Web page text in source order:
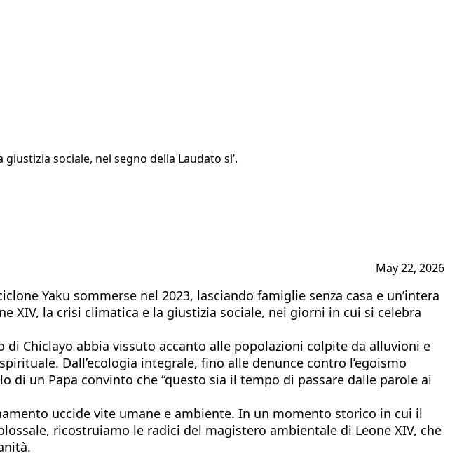
sociale, nel segno della Laudato si’.
May 22, 2026
Yaku sommerse nel 2023, lasciando famiglie senza casa e un’intera
XIV, la crisi climatica e la giustizia sociale, nei giorni in cui si celebra
Chiclayo abbia vissuto accanto alle popolazioni colpite da alluvioni e
Dall’ecologia integrale, fino alle denunce contro l’egoismo
un Papa convinto che “questo sia il tempo di passare dalle parole ai
uccide vite umane e ambiente. In un momento storico in cui il
ricostruiamo le radici del magistero ambientale di Leone XIV, che